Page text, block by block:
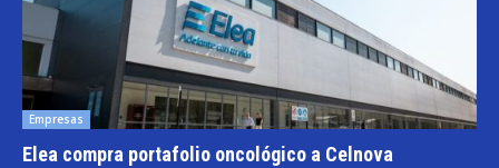
Empresas
Elea compra portafolio oncológico a Celnova